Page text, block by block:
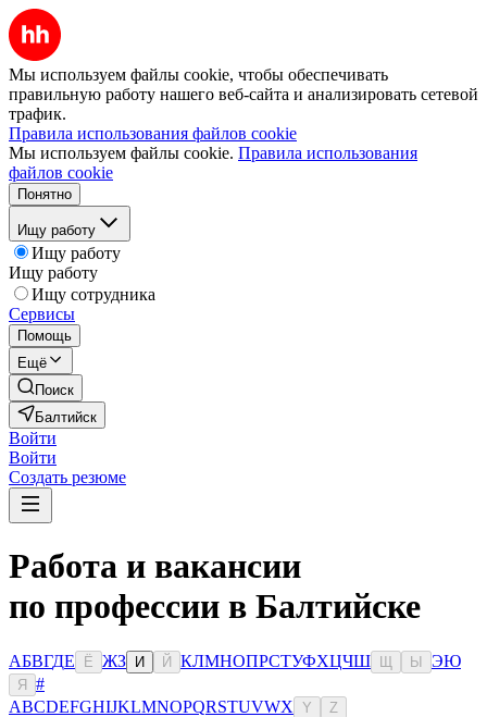
Мы используем файлы cookie, чтобы обеспечивать
правильную работу нашего веб-сайта и анализировать сетевой
трафик.
Правила использования файлов cookie
Мы используем файлы cookie. Правила использования
файлов cookie
Понятно
Ищу работу
Ищу работу
Ищу работу
Ищу сотрудника
Сервисы
Помощь
Ещё
Поиск
Балтийск
Войти
Войти
Создать резюме
Работа и вакансии
по профессии в Балтийске
АБВГДЕ Ё ЖЗ И Й КЛМНОПРСТУФХЦЧШ Ы ЭЮ
Я
#
ABCDEFGHIJKLMNOPQRSTUVWX Y Z